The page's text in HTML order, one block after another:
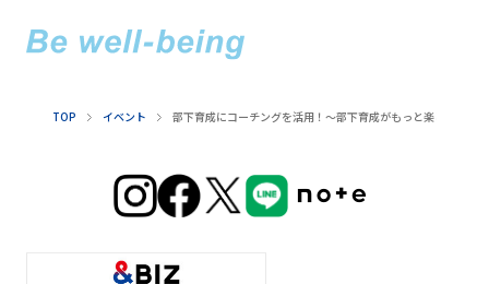
TOP イベント 部下育成にコーチングを活用！～部下育成がもっと楽しくなる